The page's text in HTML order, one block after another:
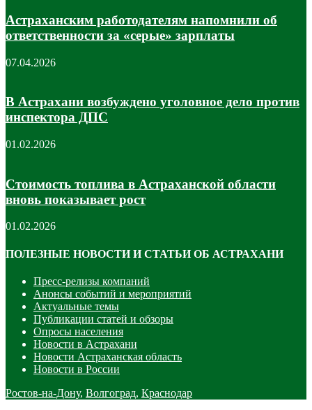
Астраханским работодателям напомнили об
ответственности за «серые» зарплаты
07.04.2026
В Астрахани возбуждено уголовное дело против
инспектора ДПС
01.02.2026
Стоимость топлива в Астраханской области
вновь показывает рост
01.02.2026
ПОЛЕЗНЫЕ НОВОСТИ И СТАТЬИ ОБ АСТРАХАНИ
Пресс-релизы компаний
Анонсы событий и мероприятий
Актуальные темы
Публикации статей и обзоры
Опросы населения
Новости в Астрахани
Новости Астраханская область
Новости в России
Ростов-на-Дону, Волгоград, Краснодар